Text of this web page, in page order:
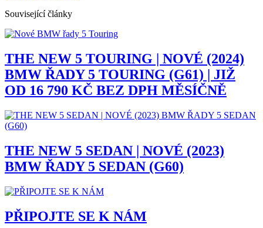
Související články
THE NEW 5 TOURING | NOVÉ (2024)
BMW ŘADY 5 TOURING (G61) | JIŽ
OD 16 790 KČ BEZ DPH MĚSÍČNĚ
THE NEW 5 SEDAN | NOVÉ (2023)
BMW ŘADY 5 SEDAN (G60)
PŘIPOJTE SE K NÁM